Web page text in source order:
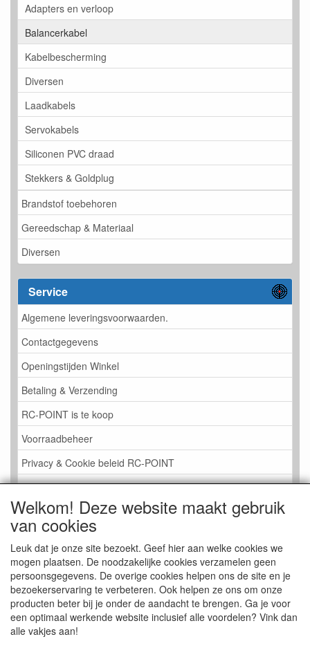
Adapters en verloop
Balancerkabel
Kabelbescherming
Diversen
Laadkabels
Servokabels
Siliconen PVC draad
Stekkers & Goldplug
Brandstof toebehoren
Gereedschap & Materiaal
Diversen
Service
Algemene leveringsvoorwaarden.
Contactgegevens
Openingstijden Winkel
Betaling & Verzending
RC-POINT is te koop
Voorraadbeheer
Privacy & Cookie beleid RC-POINT
LINK PAGINA
Gastenboek RC-POINT
Kijkje in de Winkel
Welkom! Deze website maakt gebruik
van cookies
Leuk dat je onze site bezoekt. Geef hier aan welke cookies we
mogen plaatsen. De noodzakelijke cookies verzamelen geen
persoonsgegevens. De overige cookies helpen ons de site en je
bezoekerservaring te verbeteren. Ook helpen ze ons om onze
producten beter bij je onder de aandacht te brengen. Ga je voor
een optimaal werkende website inclusief alle voordelen? Vink dan
alle vakjes aan!